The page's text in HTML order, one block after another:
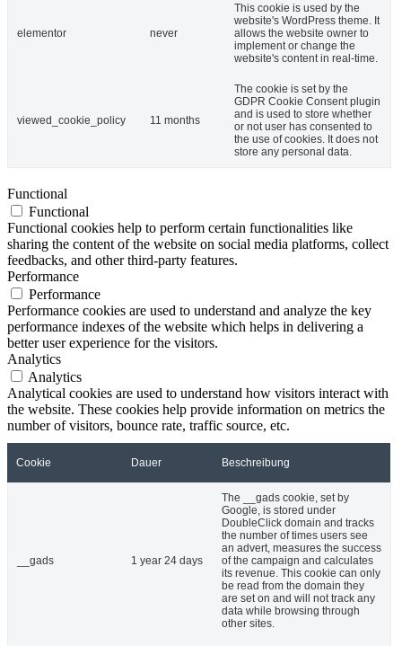
elementor never
This cookie is used by the
website's WordPress theme. It
allows the website owner to
implement or change the
website's content in real-time.
viewed_cookie_policy 11 months
The cookie is set by the
GDPR Cookie Consent plugin
and is used to store whether
or not user has consented to
the use of cookies. It does not
store any personal data.
Functional
Functional
Functional cookies help to perform certain functionalities like
sharing the content of the website on social media platforms, collect
feedbacks, and other third-party features.
Performance
Performance
Performance cookies are used to understand and analyze the key
performance indexes of the website which helps in delivering a
better user experience for the visitors.
Analytics
Analytics
Analytical cookies are used to understand how visitors interact with
the website. These cookies help provide information on metrics the
number of visitors, bounce rate, traffic source, etc.
Cookie Dauer Beschreibung
__gads 1 year 24 days
The __gads cookie, set by
Google, is stored under
DoubleClick domain and tracks
the number of times users see
an advert, measures the success
of the campaign and calculates
its revenue. This cookie can only
be read from the domain they
are set on and will not track any
data while browsing through
other sites.